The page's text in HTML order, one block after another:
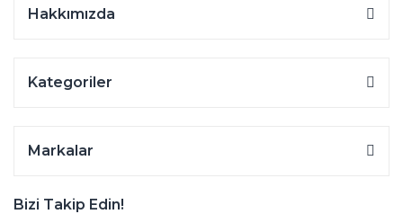
Hakkımızda
Kategoriler
Markalar
Bizi Takip Edin!